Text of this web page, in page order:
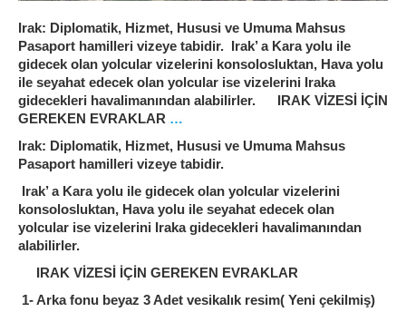
Irak: Diplomatik, Hizmet, Hususi ve Umuma Mahsus
Pasaport hamilleri vizeye tabidir. Irak’ a Kara yolu ile
gidecek olan yolcular vizelerini konsolosluktan, Hava yolu
ile seyahat edecek olan yolcular ise vizelerini Iraka
gidecekleri havalimanından alabilirler. IRAK VİZESİ İÇİN
GEREKEN EVRAKLAR …
Irak: Diplomatik, Hizmet, Hususi ve Umuma Mahsus
Pasaport hamilleri vizeye tabidir.
Irak’ a Kara yolu ile gidecek olan yolcular vizelerini
konsolosluktan, Hava yolu ile seyahat edecek olan
yolcular ise vizelerini Iraka gidecekleri havalimanından
alabilirler.
IRAK VİZESİ İÇİN GEREKEN EVRAKLAR
1- Arka fonu beyaz 3 Adet vesikalık resim( Yeni çekilmiş)